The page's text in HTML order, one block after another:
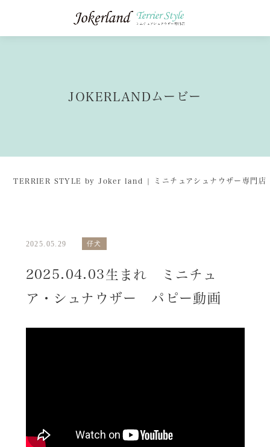
JOKERLANDムービー
TERRIER STYLE by Joker land | ミニチュアシュナウザー専門店
2025.05.29 仔犬
2025.04.03生まれ ミニチュ
ア・シュナウザー パピー動画